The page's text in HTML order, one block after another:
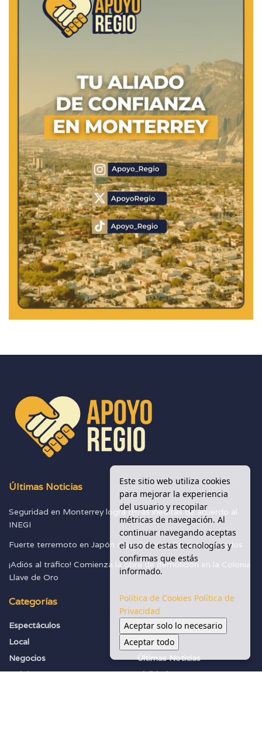
Últimas Noticias
Seguridad en Monterrey logra cifras inéditas de acuerdo al
INEGI
Fuerte terremoto en Japón deja al menos 30 desaparecidos
¡Adiós al tráfico! Comienza la obra de demolición en la Colonia
Llave de Oro
Categorías
Espectáculos
Local
Negocios
Política
Seguridad
Sociedad
Últimas Noticias
Vialidades
Este sitio web utiliza cookies
para mejorar la experiencia
del usuario y recopilar
métricas de navegación. Al
continuar navegando aceptas
el uso de estas tecnologías y
confirmas que estás
informado.
Política de Cookies Política de
Privacidad
Aceptar solo lo necesario
Aceptar todo